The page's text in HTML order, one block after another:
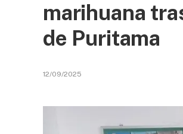
marihuana
de Puritama
12/09/2025